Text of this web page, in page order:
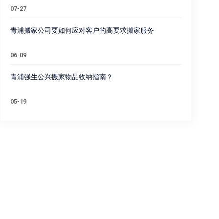
07-27
青浦搬家公司要如何应对客户的高要求搬家服务
06-09
青浦强生公兴搬家物品收纳指南？
05-19